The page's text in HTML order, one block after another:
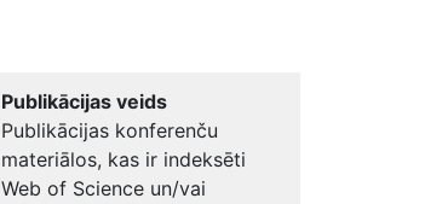
Publikācijas veids
Publikācijas konferenču
materiālos, kas ir indeksēti
Web of Science un/vai